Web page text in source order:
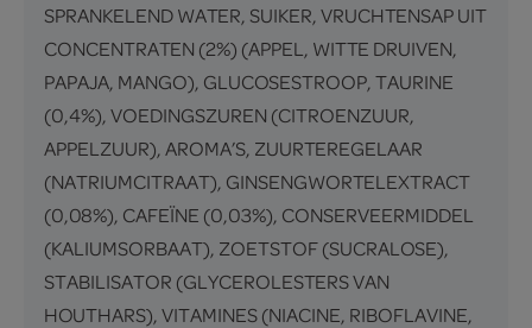
SPRANKELEND WATER, SUIKER, VRUCHTENSAP UIT
CONCENTRATEN (2%) (APPEL, WITTE DRUIVEN,
PAPAJA, MANGO), GLUCOSESTROOP, TAURINE
(0,4%), VOEDINGSZUREN (CITROENZUUR,
APPELZUUR), AROMA’S, ZUURTEREGELAAR
(NATRIUMCITRAAT), GINSENGWORTELEXTRACT
(0,08%), CAFEÏNE (0,03%), CONSERVEERMIDDEL
(KALIUMSORBAAT), ZOETSTOF (SUCRALOSE),
STABILISATOR (GLYCEROLESTERS VAN
HOUTHARS), VITAMINES (NIACINE, RIBOFLAVINE,